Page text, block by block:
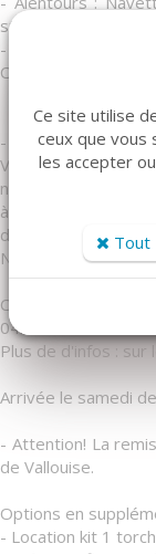
stations de Puy
- Jolie village de
Commerces à
- Activités : Ski de
Vincent & Pelvoux.
noir, le Lac de
à cheval, les
découvrir le
National des Écrins.
Court séjour
04.88.26.00.36.
Plus de d'infos :
Arrivée le samedi
- Attention! La
de Vallouise.
Options en
- Location kit 1
Ce site utilise
ceux que vous
les accepter
Tout